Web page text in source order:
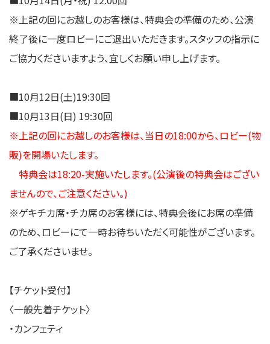
※上記の回にお越しのお客様は、特典会の準備のため、公演
終了後に一度ロビーにご退出いただきます。スタッフの指示に
ご協力くださいますよう、宜しくお願い申し上げます。
■10⽉12⽇(土)19:30回
■10⽉13⽇(日) 19:30回
※上記の回にお越しのお客様は、当日の18:00から、ロビー(物
販)を開場いたします。
特典会は18:20-実施いたします。(公演後の特典会はござい
ませんので、ご注意ください。)
※ゲキチカ席・チカ席のお客様には、特典会後にお席の準備
のため、ロビーにて一時お待ちいただく可能性がございます。
ご了承くださいませ。
【チケット受付】
〈一般先着チケット〉
・カンフェティ